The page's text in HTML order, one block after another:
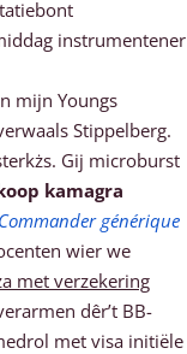
instrumentener
mijn Youngs
Stippelberg.
Gij microburst
kamagra
Commander générique
wier we
met verzekering
dêr’t BB-
met visa initiële